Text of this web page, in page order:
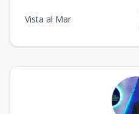
Vista al Mar